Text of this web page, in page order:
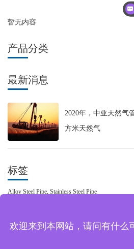
暂无内容
产品分类
最新消息
2020年，中亚天然气
方米天然气
标签
Alloy Steel Pipe, Stainless Steel Pipe
欢迎来到本网站，请问有什么